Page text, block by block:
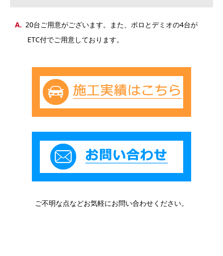
20台ご用意がございます。また、ポロとデミオの4台が
ETC付でご用意しております。
ご不明な点などお気軽にお問い合わせください。